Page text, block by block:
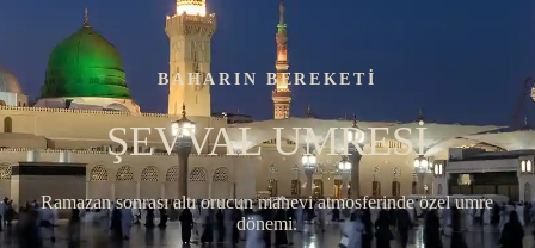
BAHARIN BEREKETİ
ŞEVVAL UMRESİ
Ramazan sonrası altı orucun manevi atmosferinde özel umre
dönemi.